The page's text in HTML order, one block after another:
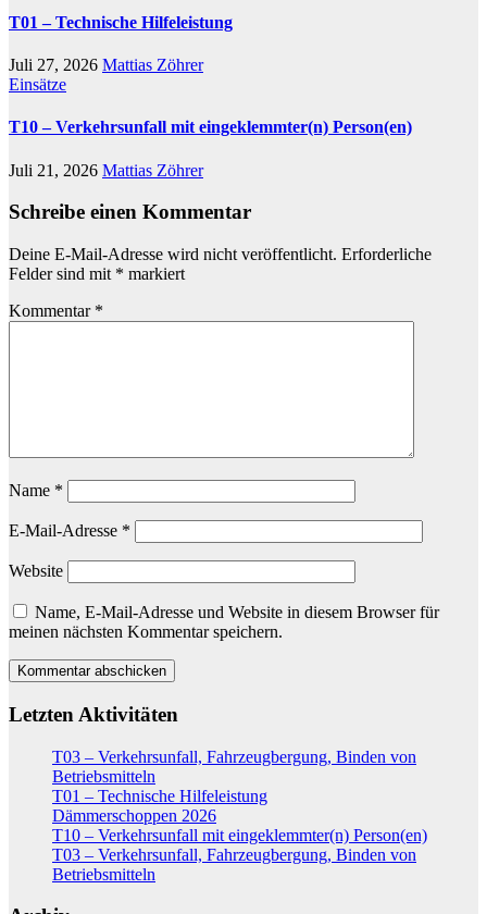
T01 – Technische Hilfeleistung
Juli 27, 2026 Mattias Zöhrer
Einsätze
T10 – Verkehrsunfall mit eingeklemmter(n) Person(en)
Juli 21, 2026 Mattias Zöhrer
Schreibe einen Kommentar
Deine E-Mail-Adresse wird nicht veröffentlicht. Erforderliche
Felder sind mit * markiert
Kommentar *
Name *
E-Mail-Adresse *
Website
Name, E-Mail-Adresse und Website in diesem Browser für
meinen nächsten Kommentar speichern.
Letzten Aktivitäten
T03 – Verkehrsunfall, Fahrzeugbergung, Binden von
Betriebsmitteln
T01 – Technische Hilfeleistung
Dämmerschoppen 2026
T10 – Verkehrsunfall mit eingeklemmter(n) Person(en)
T03 – Verkehrsunfall, Fahrzeugbergung, Binden von
Betriebsmitteln